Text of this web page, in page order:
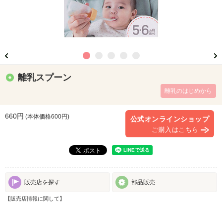
離乳スプーン
離乳のはじめから
660円 (本体価格600円) 公式オンラインショップ
ご購入はこちら
販売店を探す 部品販売
【販売店情報に関して】